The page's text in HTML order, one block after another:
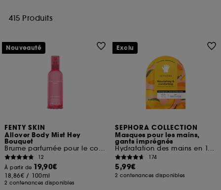
415 Produits
FENTY SKIN
Allover Body Mist Hey
Bouquet
Brume parfumée pour le corps
12
À partir de 19,90€
18,86€ / 100ml
2 contenances disponibles
Nouveauté
SEPHORA COLLECTION
Masques pour les mains,
gants imprégnés
Hydratation des mains en 15 minutes
174
5,99€
2 contenances disponibles
Exclu